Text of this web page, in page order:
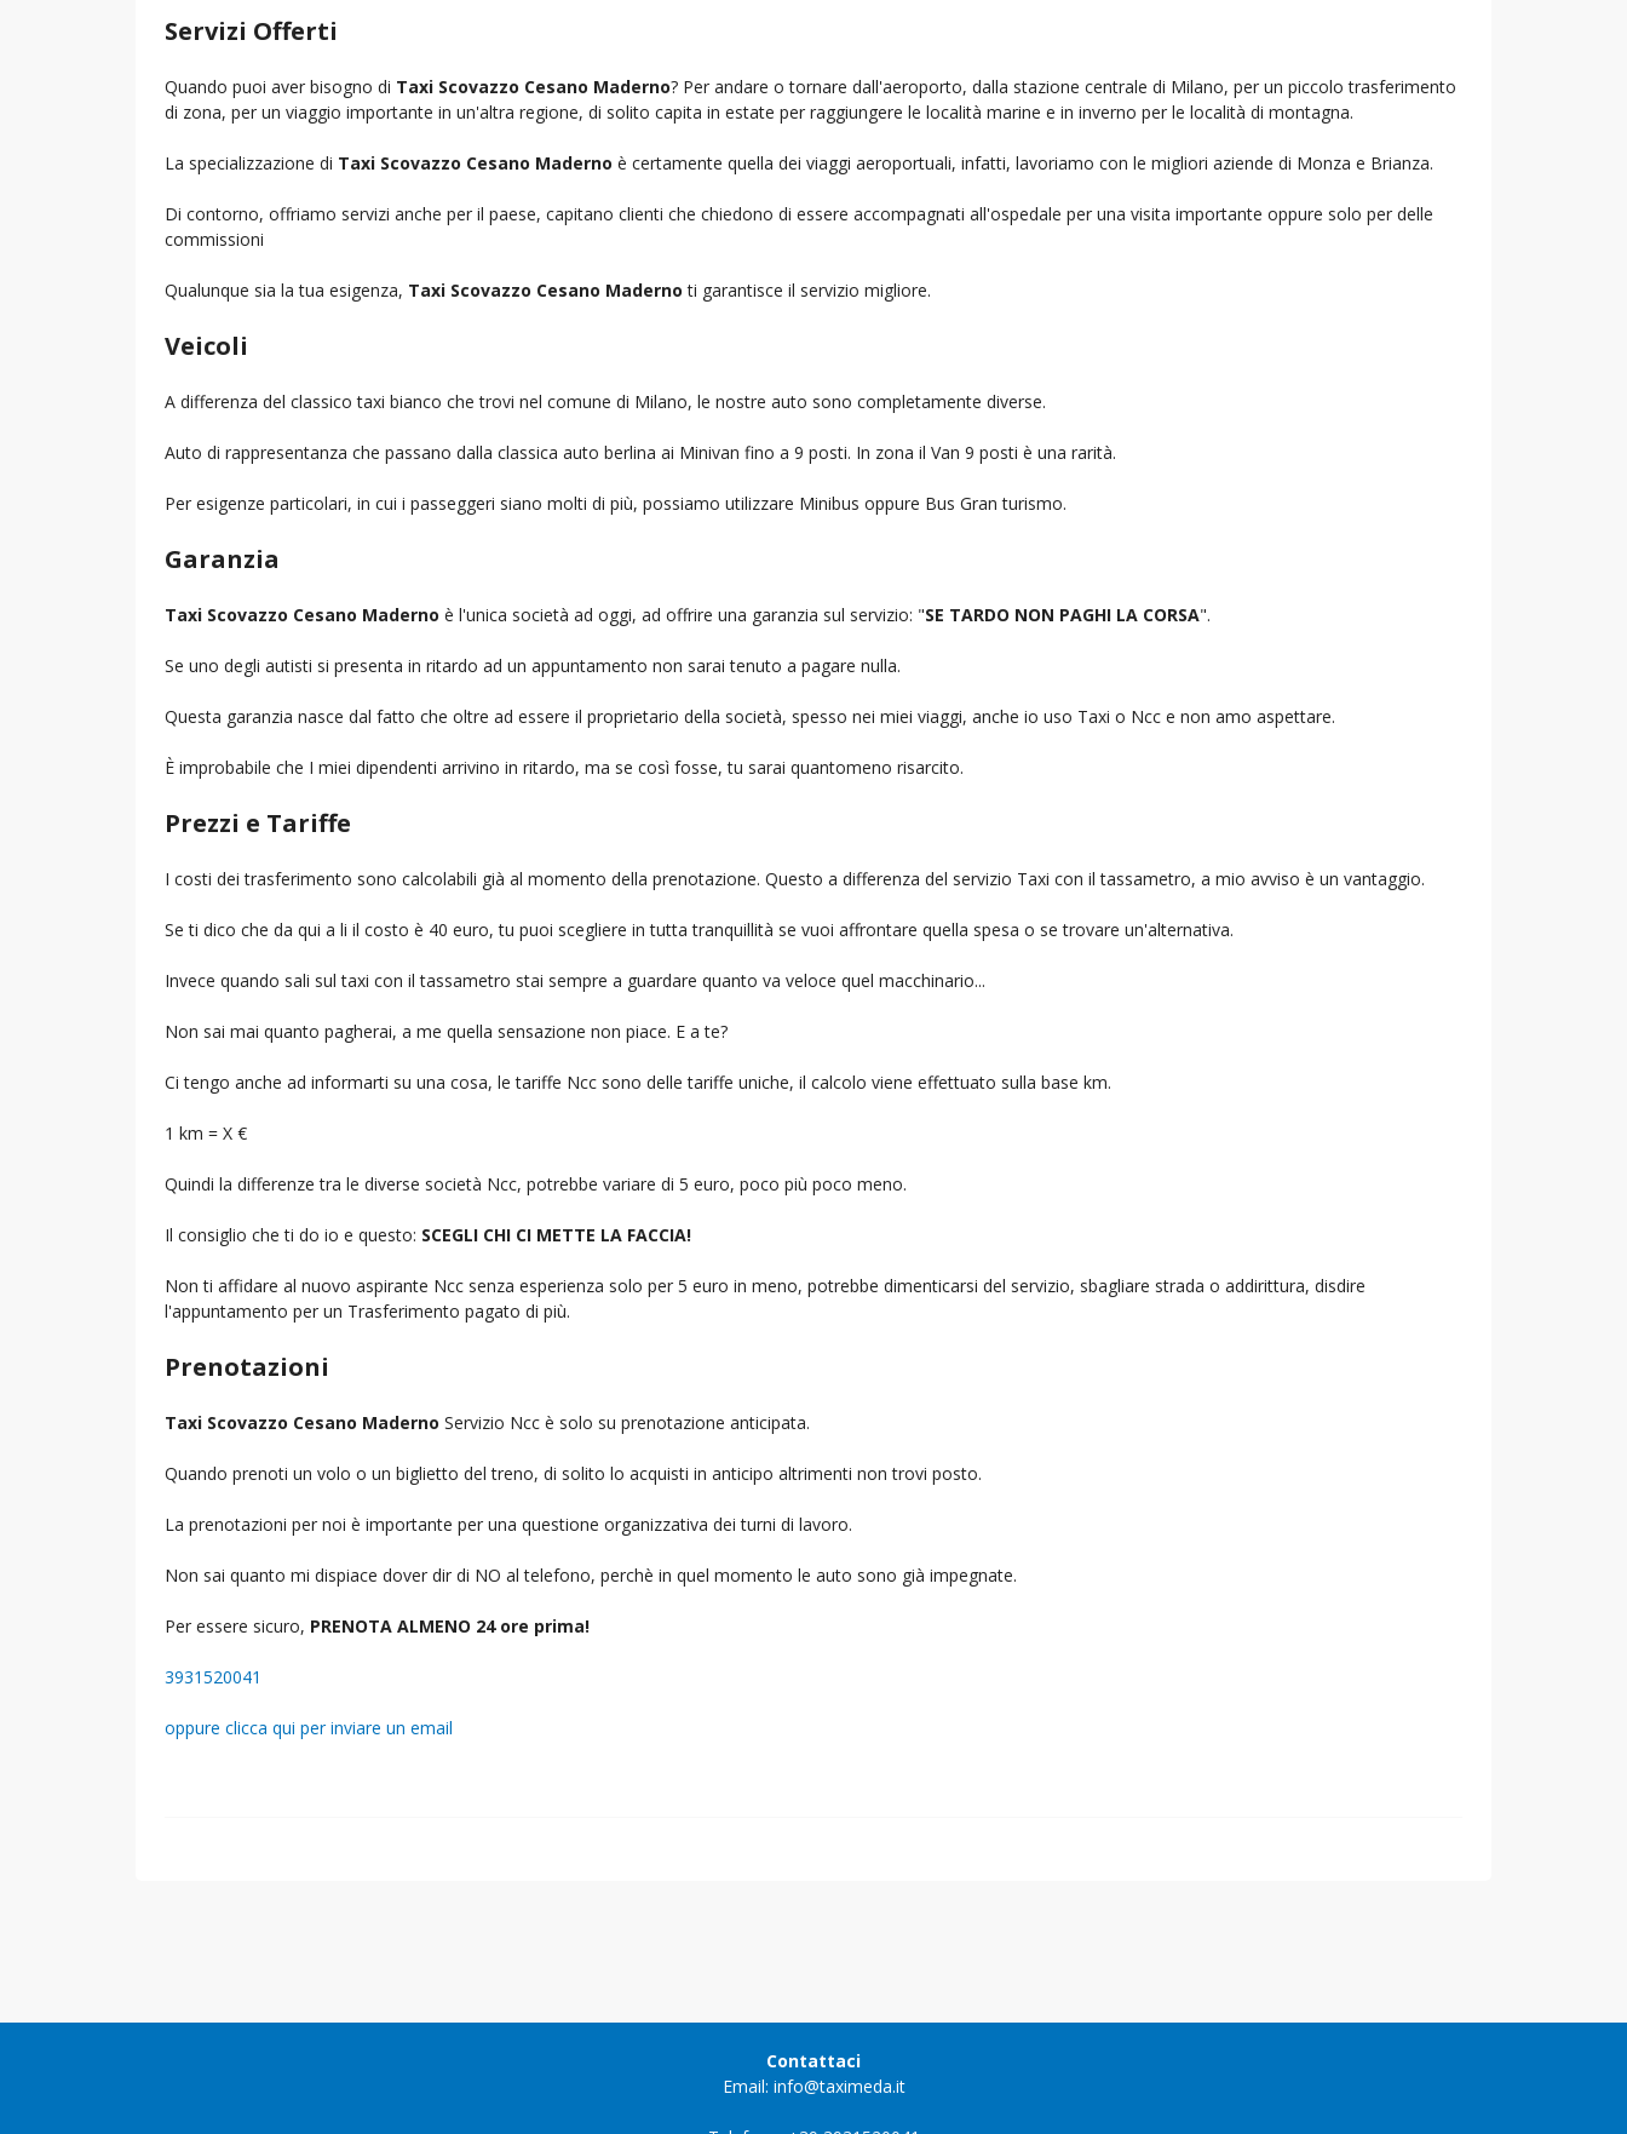
Servizi Offerti
Quando puoi aver bisogno di Taxi Scovazzo Cesano Maderno? Per andare o tornare dall'aeroporto, dalla stazione centrale di Milano, per un piccolo trasferimento
di zona, per un viaggio importante in un'altra regione, di solito capita in estate per raggiungere le località marine e in inverno per le località di montagna.
La specializzazione di Taxi Scovazzo Cesano Maderno è certamente quella dei viaggi aeroportuali, infatti, lavoriamo con le migliori aziende di Monza e Brianza.
Di contorno, offriamo servizi anche per il paese, capitano clienti che chiedono di essere accompagnati all'ospedale per una visita importante oppure solo per delle
commissioni
Qualunque sia la tua esigenza, Taxi Scovazzo Cesano Maderno ti garantisce il servizio migliore.
Veicoli
A differenza del classico taxi bianco che trovi nel comune di Milano, le nostre auto sono completamente diverse.
Auto di rappresentanza che passano dalla classica auto berlina ai Minivan fino a 9 posti. In zona il Van 9 posti è una rarità.
Per esigenze particolari, in cui i passeggeri siano molti di più, possiamo utilizzare Minibus oppure Bus Gran turismo.
Garanzia
Taxi Scovazzo Cesano Maderno è l'unica società ad oggi, ad offrire una garanzia sul servizio: "SE TARDO NON PAGHI LA CORSA".
Se uno degli autisti si presenta in ritardo ad un appuntamento non sarai tenuto a pagare nulla.
Questa garanzia nasce dal fatto che oltre ad essere il proprietario della società, spesso nei miei viaggi, anche io uso Taxi o Ncc e non amo aspettare.
È improbabile che I miei dipendenti arrivino in ritardo, ma se così fosse, tu sarai quantomeno risarcito.
Prezzi e Tariffe
I costi dei trasferimento sono calcolabili già al momento della prenotazione. Questo a differenza del servizio Taxi con il tassametro, a mio avviso è un vantaggio.
Se ti dico che da qui a li il costo è 40 euro, tu puoi scegliere in tutta tranquillità se vuoi affrontare quella spesa o se trovare un'alternativa.
Invece quando sali sul taxi con il tassametro stai sempre a guardare quanto va veloce quel macchinario...
Non sai mai quanto pagherai, a me quella sensazione non piace. E a te?
Ci tengo anche ad informarti su una cosa, le tariffe Ncc sono delle tariffe uniche, il calcolo viene effettuato sulla base km.
1 km = X €
Quindi la differenze tra le diverse società Ncc, potrebbe variare di 5 euro, poco più poco meno.
Il consiglio che ti do io e questo: SCEGLI CHI CI METTE LA FACCIA!
Non ti affidare al nuovo aspirante Ncc senza esperienza solo per 5 euro in meno, potrebbe dimenticarsi del servizio, sbagliare strada o addirittura, disdire
l'appuntamento per un Trasferimento pagato di più.
Prenotazioni
Taxi Scovazzo Cesano Maderno Servizio Ncc è solo su prenotazione anticipata.
Quando prenoti un volo o un biglietto del treno, di solito lo acquisti in anticipo altrimenti non trovi posto.
La prenotazioni per noi è importante per una questione organizzativa dei turni di lavoro.
Non sai quanto mi dispiace dover dir di NO al telefono, perchè in quel momento le auto sono già impegnate.
Per essere sicuro, PRENOTA ALMENO 24 ore prima!
3931520041
oppure clicca qui per inviare un email
Contattaci
Email: info@taximeda.it